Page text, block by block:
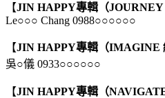
【JIN HAPPY專輯（JOURNEY
Le○○○ Chang 0988○○○○○○
【JIN HAPPY專輯（IMAGINE
吳○儀 0933○○○○○○
【JIN HAPPY專輯（